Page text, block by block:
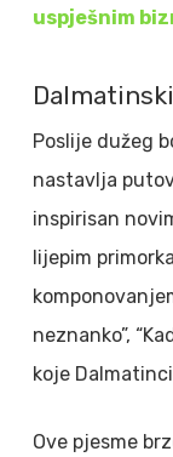
uspješnim
Poslije dužeg
nastavlja
inspirisan
lijepim
neznanko”,
koje
Ove pjesme